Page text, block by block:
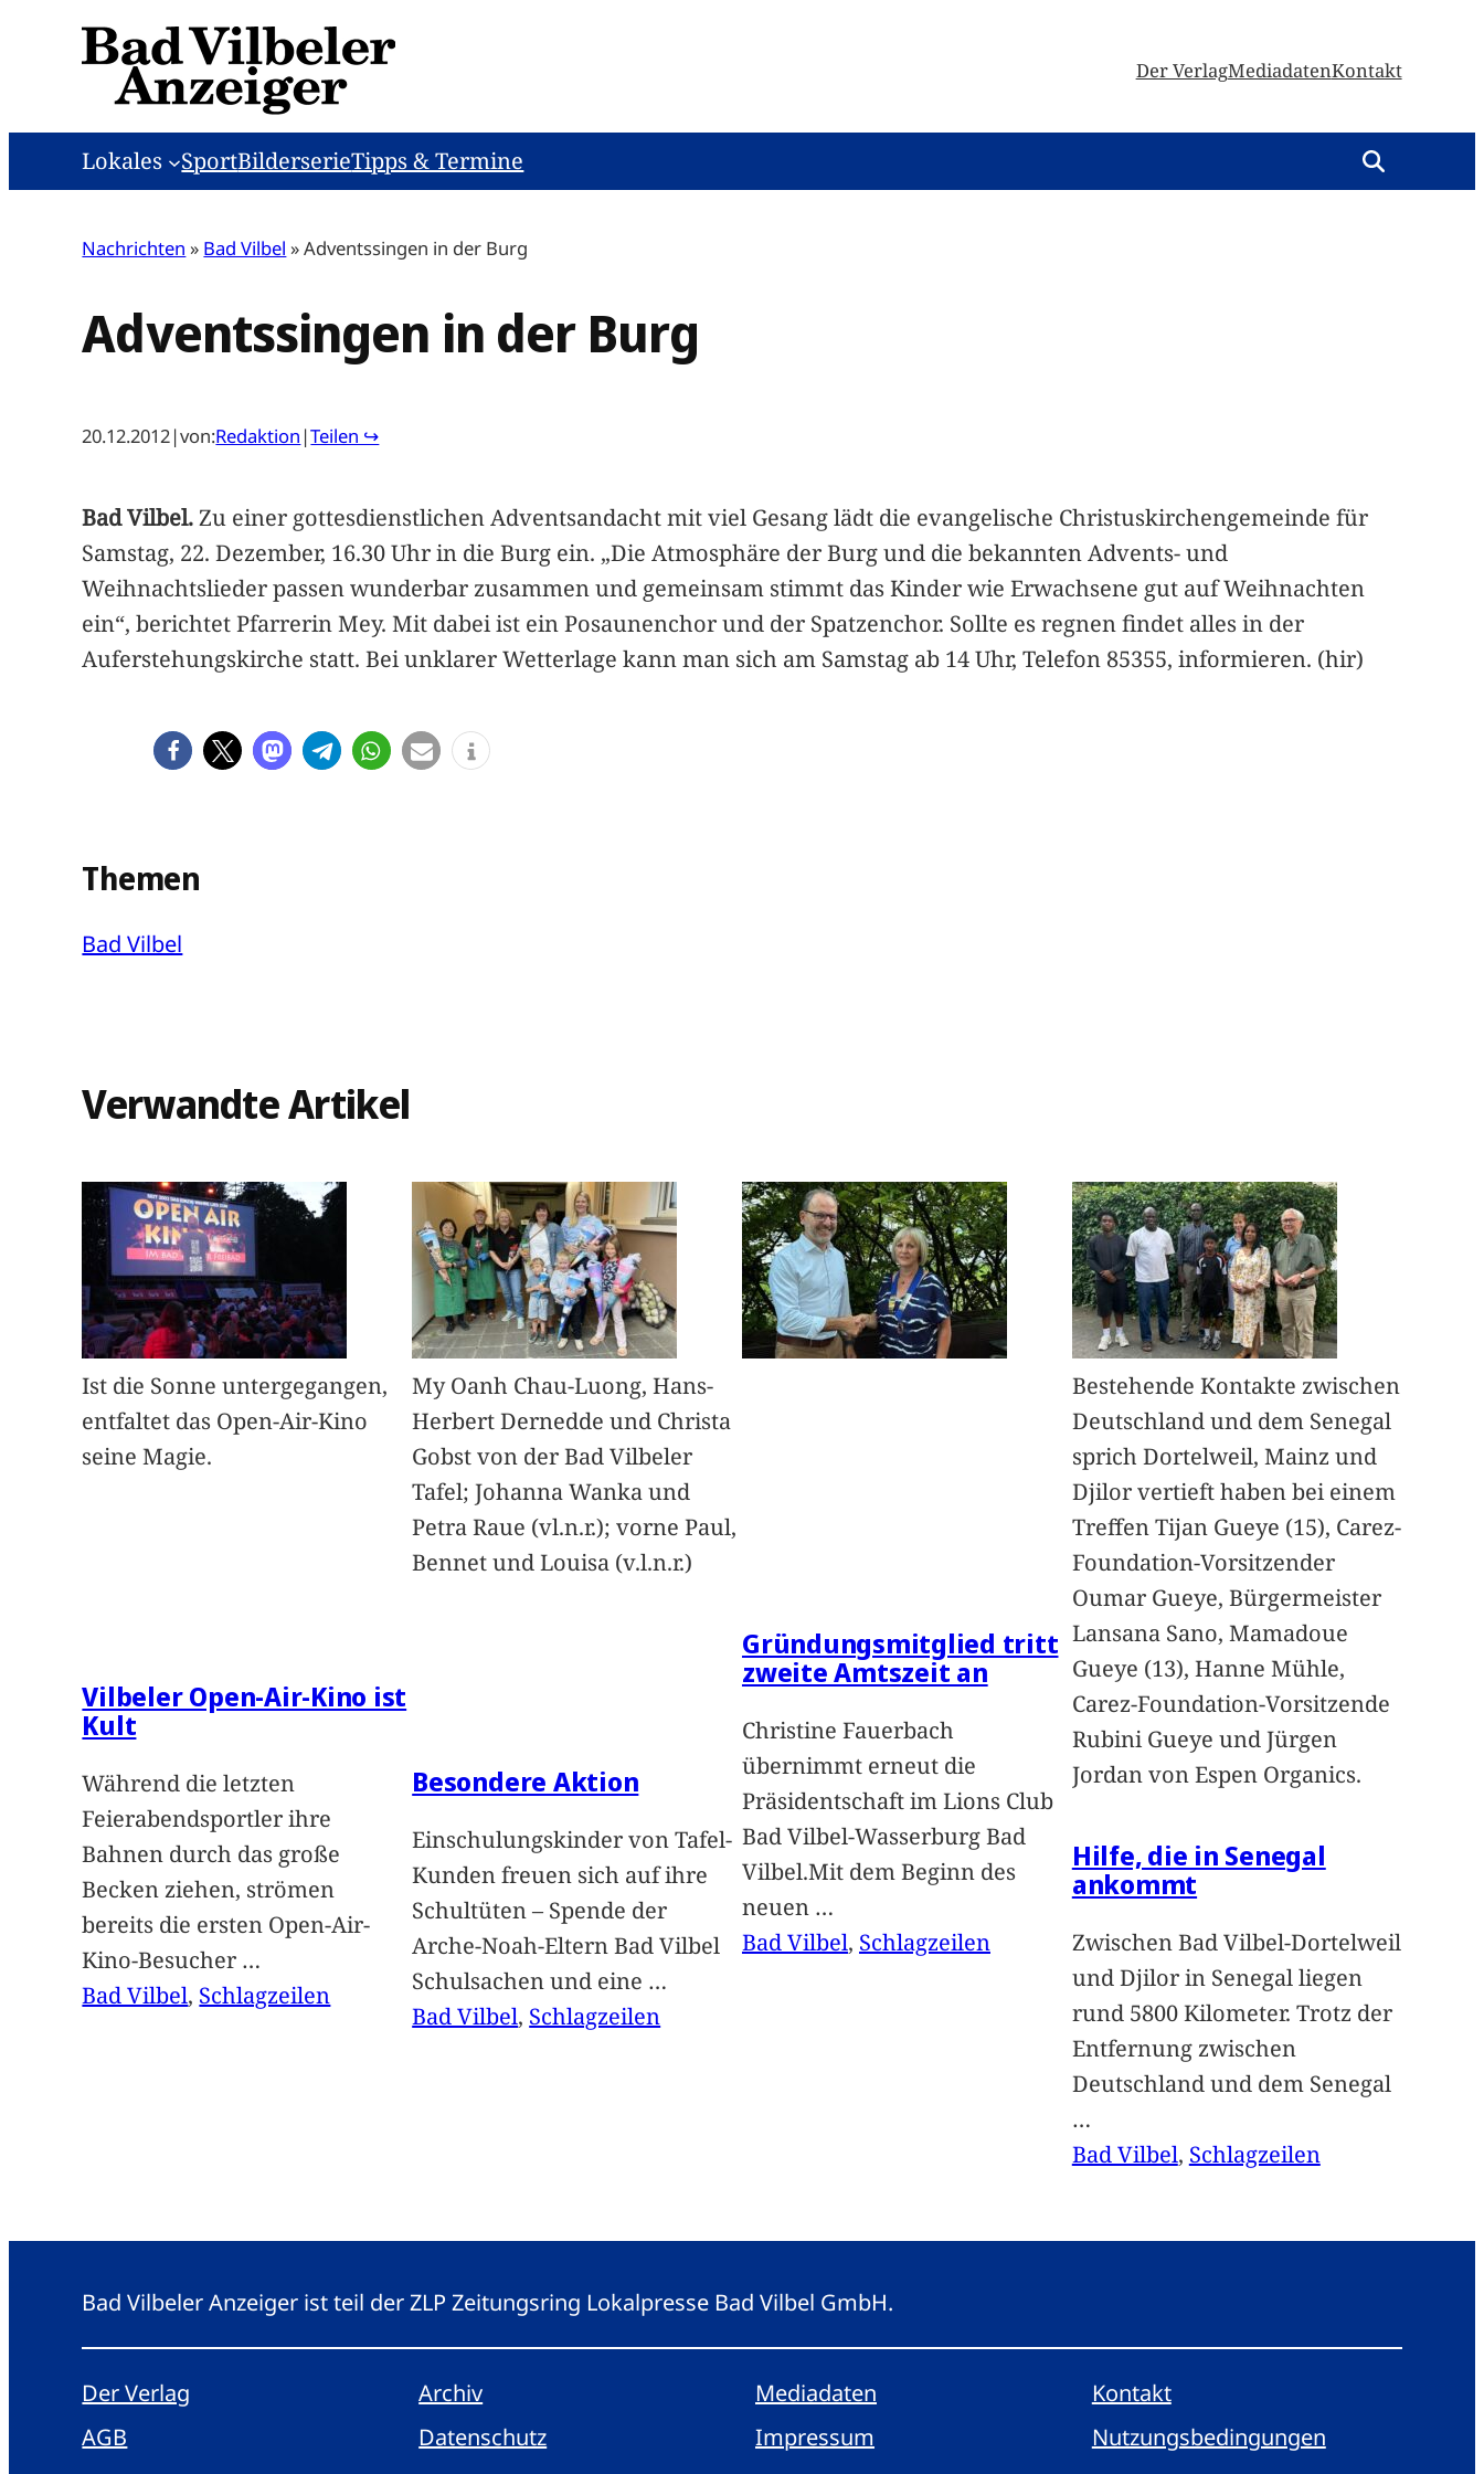
Der VerlagMediadatenKontakt
Lokales SportBilderserieTipps & Termine
Nachrichten » Bad Vilbel »Adventssingen in der Burg
Adventssingen in der Burg
20.12.2012|von:Redaktion |Teilen ↪
Bad Vilbel.Zu einer gottesdienstlichen Adventsandacht mit viel Gesang lädt die evangelische Christuskirchengemeinde für
Samstag, 22. Dezember, 16.30 Uhr in die Burg ein. „Die Atmosphäre der Burg und die bekannten Advents- und
Weihnachtslieder passen wunderbar zusammen und gemeinsam stimmt das Kinder wie Erwachsene gut auf Weihnachten
ein“, berichtet Pfarrerin Mey. Mit dabei ist ein Posaunenchor und der Spatzenchor. Sollte es regnen findet alles in der
Auferstehungskirche statt. Bei unklarer Wetterlage kann man sich am Samstag ab 14 Uhr, Telefon 85355, informieren. (hir)
Themen
Bad Vilbel
Verwandte Artikel
Ist die Sonne untergegangen,
entfaltet das Open-Air-Kino
seine Magie.
Vilbeler Open-Air-Kino ist
Kult
Während die letzten
Feierabendsportler ihre
Bahnen durch das große
Becken ziehen, strömen
bereits die ersten Open-Air-
Kino-Besucher …
Bad Vilbel, Schlagzeilen
My Oanh Chau-Luong, Hans-
Herbert Dernedde und Christa
Gobst von der Bad Vilbeler
Tafel; Johanna Wanka und
Petra Raue (vl.n.r.); vorne Paul,
Bennet und Louisa (v.l.n.r.)
Besondere Aktion
Einschulungskinder von Tafel-
Kunden freuen sich auf ihre
Schultüten – Spende der
Arche-Noah-Eltern Bad Vilbel
Schulsachen und eine …
Bad Vilbel, Schlagzeilen
Gründungsmitglied tritt
zweite Amtszeit an
Christine Fauerbach
übernimmt erneut die
Präsidentschaft im Lions Club
Bad Vilbel-Wasserburg Bad
Vilbel.Mit dem Beginn des
neuen …
Bad Vilbel, Schlagzeilen
Bestehende Kontakte zwischen
Deutschland und dem Senegal
sprich Dortelweil, Mainz und
Djilor vertieft haben bei einem
Treffen Tijan Gueye (15), Carez-
Foundation-Vorsitzender
Oumar Gueye, Bürgermeister
Lansana Sano, Mamadoue
Gueye (13), Hanne Mühle,
Carez-Foundation-Vorsitzende
Rubini Gueye und Jürgen
Jordan von Espen Organics.
Hilfe, die in Senegal
ankommt
Zwischen Bad Vilbel-Dortelweil
und Djilor in Senegal liegen
rund 5800 Kilometer. Trotz der
Entfernung zwischen
Deutschland und dem Senegal
…
Bad Vilbel, Schlagzeilen
Bad Vilbeler Anzeiger ist teil der ZLP Zeitungsring Lokalpresse Bad Vilbel GmbH.
Der Verlag Archiv Mediadaten
Kontakt
AGB
Datenschutz Impressum Nutzungsbedingungen